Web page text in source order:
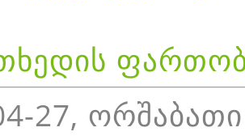
27, ორშაბათი